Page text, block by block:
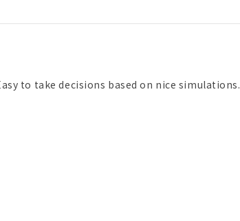
to take decisions based on nice simulations.